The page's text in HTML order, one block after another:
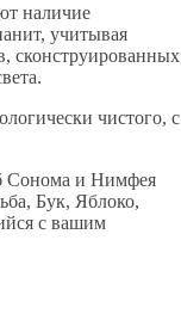
наличие
учитывая
сконструированных
чистого, с
Сонома и Нимфея
Бук, Яблоко,
с вашим